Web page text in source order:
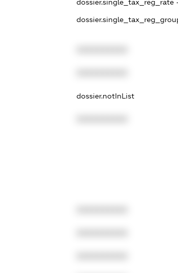
dossier.single_tax_reg_rate
dossier.notInList